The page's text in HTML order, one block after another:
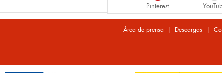
Pinterest
Área de prensa | Descargas|